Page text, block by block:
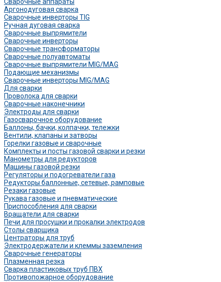
Аргонодуговая сварка
Сварочные инверторы TIG
Ручная дуговая сварка
Сварочные выпрямители
Сварочные инверторы
Сварочные трансформаторы
Сварочные полуавтоматы
Сварочные выпрямители MIG/MAG
Подающие механизмы
Сварочные инверторы MIG/MAG
Для сварки
Проволока для сварки
Сварочные наконечники
Электроды для сварки
Газосварочное оборудование
Баллоны, бачки, колпачки, тележки
Вентили, клапаны и затворы
Горелки газовые и сварочные
Комплекты и посты газовой сварки и резки
Манометры для редукторов
Машины газовой резки
Регуляторы и подогреватели газа
Редукторы баллонные, сетевые, рамповые
Резаки газовые
Рукава газовые и пневматические
Приспособления для сварки
Вращатели для сварки
Печи для просушки и прокалки электродов
Столы сварщика
Центраторы для труб
Электродержатели и клеммы заземления
Сварочные генераторы
Плазменная резка
Сварка пластиковых труб ПВХ
Противопожарное оборудование